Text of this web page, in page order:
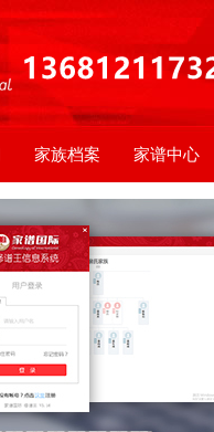
家族档案 家谱中心